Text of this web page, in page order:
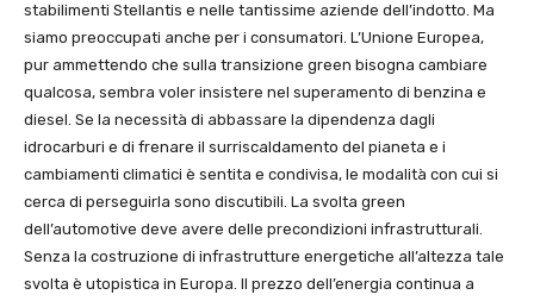
stabilimenti Stellantis e nelle tantissime aziende dell’indotto. Ma
siamo preoccupati anche per i consumatori. L’Unione Europea,
pur ammettendo che sulla transizione green bisogna cambiare
qualcosa, sembra voler insistere nel superamento di benzina e
diesel. Se la necessità di abbassare la dipendenza dagli
idrocarburi e di frenare il surriscaldamento del pianeta e i
cambiamenti climatici è sentita e condivisa, le modalità con cui si
cerca di perseguirla sono discutibili. La svolta green
dell’automotive deve avere delle precondizioni infrastrutturali.
Senza la costruzione di infrastrutture energetiche all’altezza tale
svolta è utopistica in Europa. Il prezzo dell’energia continua a